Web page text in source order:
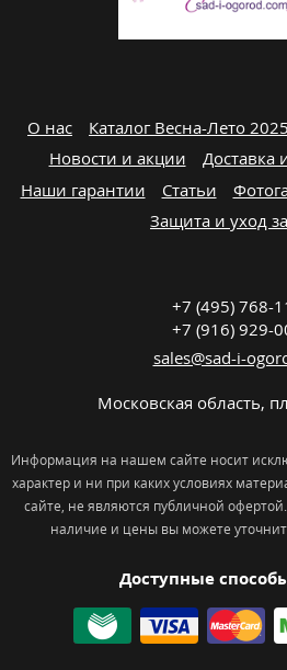
О нас Каталог Весна-Лето 2025
Новости и акции
Доставка
Наши гарантии
Статьи
Защита и уход
Доступные
+7 (495) 768-
+7 (916) 929-
sales@sad-i-
Московская область,
Информация на нашем сайте носит
характер и ни при каких условиях
сайте, не являются публичной
наличие и цены вы можете